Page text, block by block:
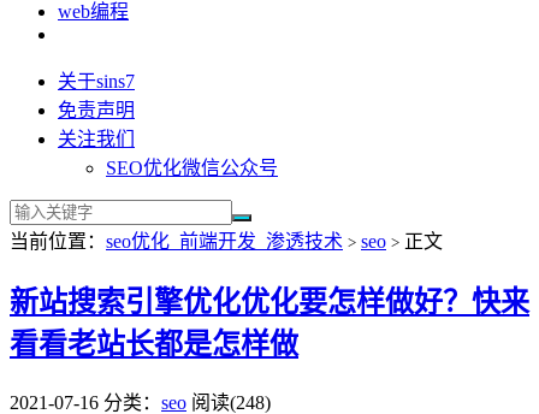
web编程
关于sins7
免责声明
关注我们
SEO优化微信公众号
当前位置： seo优化_前端开发_渗透技术 > seo > 正文
新站搜索引擎优化优化要怎样做好？快来
看看老站长都是怎样做
2021-07-16 分类： seo 阅读(248)